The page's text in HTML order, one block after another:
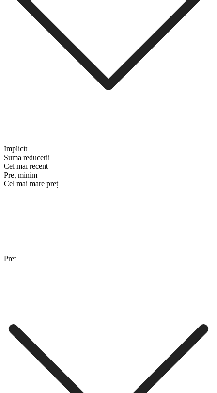
Implicit
Suma reducerii
Cel mai recent
Preț minim
Cel mai mare preț
Preț